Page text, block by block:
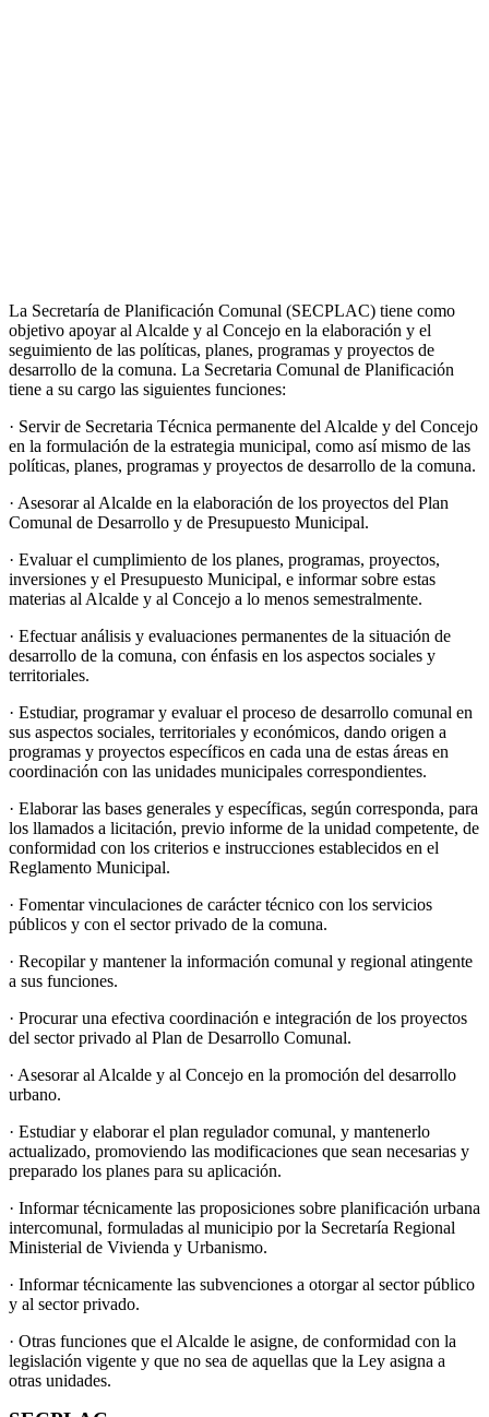
La Secretaría de Planificación Comunal (SECPLAC) tiene como
objetivo apoyar al Alcalde y al Concejo en la elaboración y el
seguimiento de las políticas, planes, programas y proyectos de
desarrollo de la comuna. La Secretaria Comunal de Planificación
tiene a su cargo las siguientes funciones:
· Servir de Secretaria Técnica permanente del Alcalde y del Concejo
en la formulación de la estrategia municipal, como así mismo de las
políticas, planes, programas y proyectos de desarrollo de la comuna.
· Asesorar al Alcalde en la elaboración de los proyectos del Plan
Comunal de Desarrollo y de Presupuesto Municipal.
· Evaluar el cumplimiento de los planes, programas, proyectos,
inversiones y el Presupuesto Municipal, e informar sobre estas
materias al Alcalde y al Concejo a lo menos semestralmente.
· Efectuar análisis y evaluaciones permanentes de la situación de
desarrollo de la comuna, con énfasis en los aspectos sociales y
territoriales.
· Estudiar, programar y evaluar el proceso de desarrollo comunal en
sus aspectos sociales, territoriales y económicos, dando origen a
programas y proyectos específicos en cada una de estas áreas en
coordinación con las unidades municipales correspondientes.
· Elaborar las bases generales y específicas, según corresponda, para
los llamados a licitación, previo informe de la unidad competente, de
conformidad con los criterios e instrucciones establecidos en el
Reglamento Municipal.
· Fomentar vinculaciones de carácter técnico con los servicios
públicos y con el sector privado de la comuna.
· Recopilar y mantener la información comunal y regional atingente
a sus funciones.
· Procurar una efectiva coordinación e integración de los proyectos
del sector privado al Plan de Desarrollo Comunal.
· Asesorar al Alcalde y al Concejo en la promoción del desarrollo
urbano.
· Estudiar y elaborar el plan regulador comunal, y mantenerlo
actualizado, promoviendo las modificaciones que sean necesarias y
preparado los planes para su aplicación.
· Informar técnicamente las proposiciones sobre planificación urbana
intercomunal, formuladas al municipio por la Secretaría Regional
Ministerial de Vivienda y Urbanismo.
· Informar técnicamente las subvenciones a otorgar al sector público
y al sector privado.
· Otras funciones que el Alcalde le asigne, de conformidad con la
legislación vigente y que no sea de aquellas que la Ley asigna a
otras unidades.